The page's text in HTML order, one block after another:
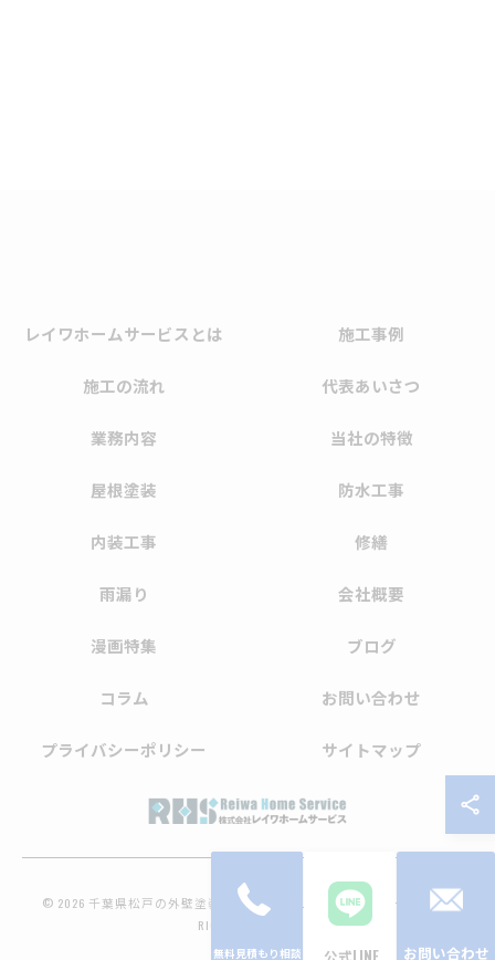
お問い合わせ
レイワホームサービスとは 施工事例
施工の流れ 代表あいさつ
業務内容 当社の特徴
屋根塗装 防水工事
内装工事 修繕
雨漏り 会社概要
漫画特集 ブログ
コラム お問い合わせ
プライバシーポリシー サイトマップ
© 2026 千葉県松戸の外壁塗装なら株式会社レイワホームサービス ALL
RIGHTS RESERVED.